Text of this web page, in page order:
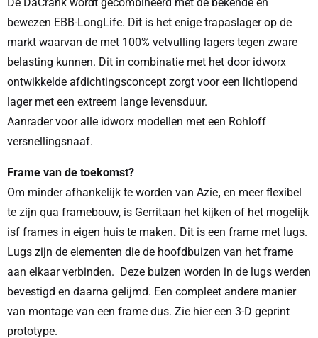
bewezen EBB-LongLife. Dit is het enige trapaslager op de
markt waarvan de met 100% vetvulling lagers tegen zware
belasting kunnen. Dit in combinatie met het door idworx
ontwikkelde afdichtingsconcept zorgt voor een lichtlopend
lager met een extreem lange levensduur.
Aanrader voor alle idworx modellen met een Rohloff
versnellingsnaaf.
Frame van de toekomst?
Om minder afhankelijk te worden van Azie, en meer flexibel
te zijn qua framebouw, is Gerritaan het kijken of het mogelijk
isf frames in eigen huis te maken. Dit is een frame met lugs.
Lugs zijn de elementen die de hoofdbuizen van het frame
aan elkaar verbinden. Deze buizen worden in de lugs werden
bevestigd en daarna gelijmd. Een compleet andere manier
van montage van een frame dus. Zie hier een 3-D geprint
prototype.